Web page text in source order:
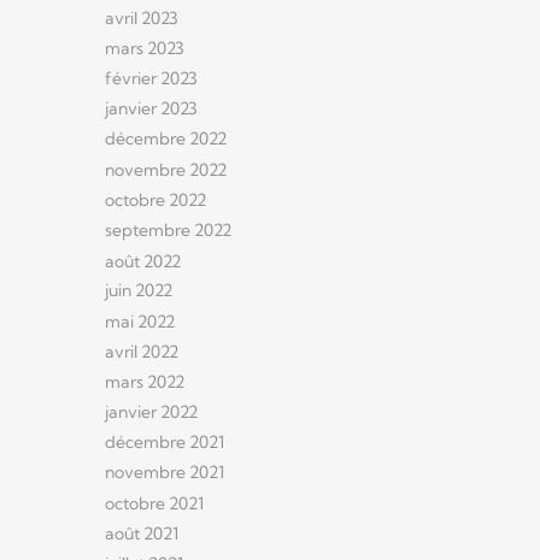
avril 2023
mars 2023
février 2023
janvier 2023
décembre 2022
novembre 2022
octobre 2022
septembre 2022
août 2022
juin 2022
mai 2022
avril 2022
mars 2022
janvier 2022
décembre 2021
novembre 2021
octobre 2021
août 2021